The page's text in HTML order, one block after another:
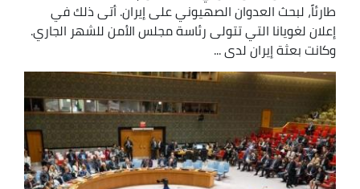
طارئاً، لبحث العدوان الصهيوني على إيران. أتى ذلك في
إعلان لغويانا التي تتولى رئاسة مجلس الأمن للشهر الجاري.
وكانت بعثة إيران لدى ...